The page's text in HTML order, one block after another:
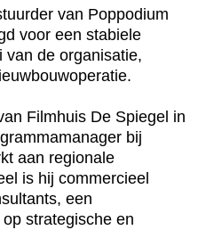
van Poppodium
voor een stabiele
van de organisatie,
Filmhuis De Spiegel in
bij
aan regionale
is hij commercieel
een
strategische en